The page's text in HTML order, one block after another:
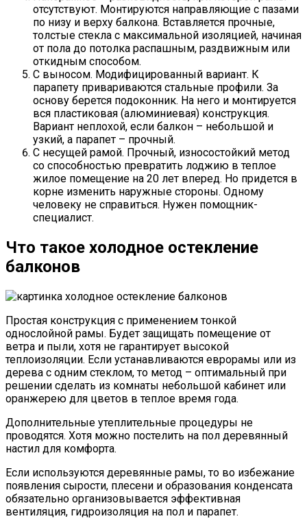
отсутствуют. Монтируются направляющие с пазами
по низу и верху балкона. Вставляется прочные,
толстые стекла с максимальной изоляцией, начиная
от пола до потолка распашным, раздвижным или
откидным способом.
С выносом. Модифицированный вариант. К
парапету привариваются стальные профили. За
основу берется подоконник. На него и монтируется
вся пластиковая (алюминиевая) конструкция.
Вариант неплохой, если балкон – небольшой и
узкий, а парапет – прочный.
С несущей рамой. Прочный, износостойкий метод
со способностью превратить лоджию в теплое
жилое помещение на 20 лет вперед. Но придется в
корне изменить наружные стороны. Одному
человеку не справиться. Нужен помощник-
специалист.
Что такое холодное остекление
балконов
Простая конструкция с применением тонкой
однослойной рамы. Будет защищать помещение от
ветра и пыли, хотя не гарантирует высокой
теплоизоляции. Если устанавливаются еврорамы или из
дерева с одним стеклом, то метод – оптимальный при
решении сделать из комнаты небольшой кабинет или
оранжерею для цветов в теплое время года.
Дополнительные утеплительные процедуры не
проводятся. Хотя можно постелить на пол деревянный
настил для комфорта.
Если используются деревянные рамы, то во избежание
появления сырости, плесени и образования конденсата
обязательно организовывается эффективная
вентиляция, гидроизоляция на пол и парапет.